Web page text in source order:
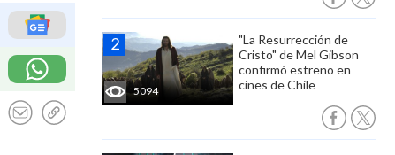
5094
"La Resurrección de
Cristo" de Mel Gibson
confirmó estreno en
cines de Chile